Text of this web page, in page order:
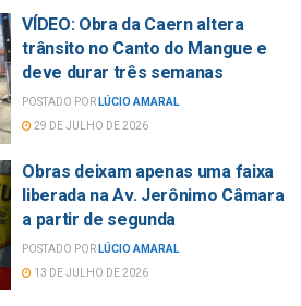
VÍDEO: Obra da Caern altera
trânsito no Canto do Mangue e
deve durar três semanas
POSTADO POR LÚCIO AMARAL
29 DE JULHO DE 2026
Obras deixam apenas uma faixa
liberada na Av. Jerônimo Câmara
a partir de segunda
POSTADO POR LÚCIO AMARAL
13 DE JULHO DE 2026